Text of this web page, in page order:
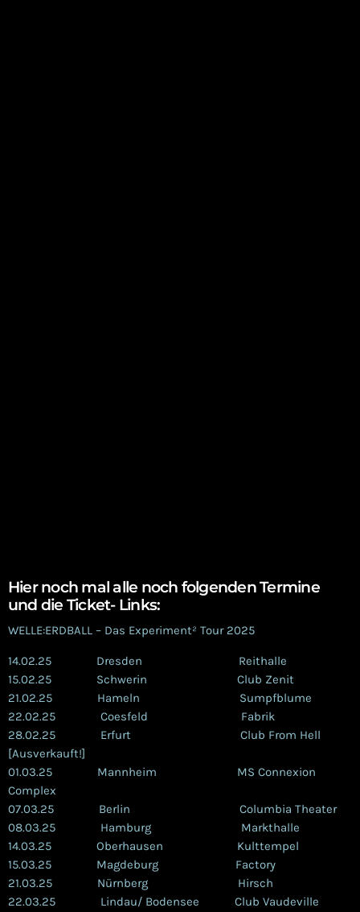
Hier noch mal alle noch folgenden Termine
und die Ticket- Links:
WELLE:ERDBALL – Das Experiment² Tour 2025
14.02.25 Dresden Reithalle
15.02.25 Schwerin Club Zenit
21.02.25 Hameln Sumpfblume
22.02.25 Coesfeld Fabrik
28.02.25 Erfurt Club From Hell
[Ausverkauft!]
01.03.25 Mannheim MS Connexion
Complex
07.03.25 Berlin Columbia Theater
08.03.25 Hamburg Markthalle
14.03.25 Oberhausen Kulttempel
15.03.25 Magdeburg Factory
21.03.25 Nürnberg Hirsch
22.03.25 Lindau/ Bodensee Club Vaudeville